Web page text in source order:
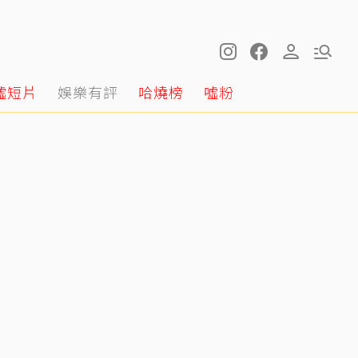
短片 娛樂有評 哈燒榜 噓粉